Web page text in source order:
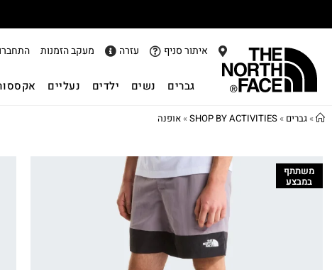
איתור סניף עזרה מעקב הזמנות
גברים נשים ילדים נעליים
»גברים »
SHOP BY ACTIVITIES
»אופנה
משתתף
במבצע